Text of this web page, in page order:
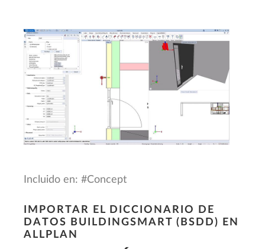
Incluido en: #Concept
IMPORTAR EL DICCIONARIO DE
DATOS BUILDINGSMART (BSDD) EN
ALLPLAN